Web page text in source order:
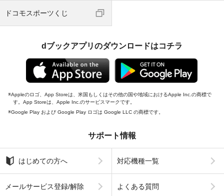
ドコモスポーツくじ
dブックアプリのダウンロードはコチラ
Appleのロゴ、App Storeは、米国もしくはその他の国や地域におけるApple Inc.の商標で
す。App Storeは、Apple Inc.のサービスマークです。
Google Play および Google Play ロゴは Google LLC の商標です。
サポート情報
はじめての方へ 対応機種一覧
メールサービス登録/解除 よくある質問